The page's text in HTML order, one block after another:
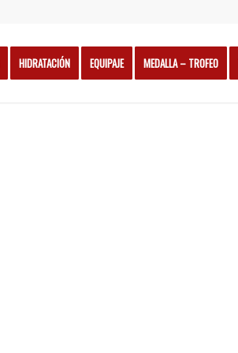
HIDRATACIÓN EQUIPAJE MEDALLA – TROFEO